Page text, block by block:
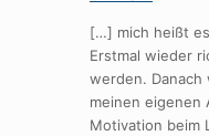
[…] mich heißt
Erstmal wieder
werden. Danach
meinen eigenen
Motivation beim